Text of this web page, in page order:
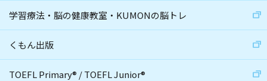
学習療法・脳の健康教室・KUMONの脳トレ
くもん出版
TOEFL Primary® /TOEFL Junior®